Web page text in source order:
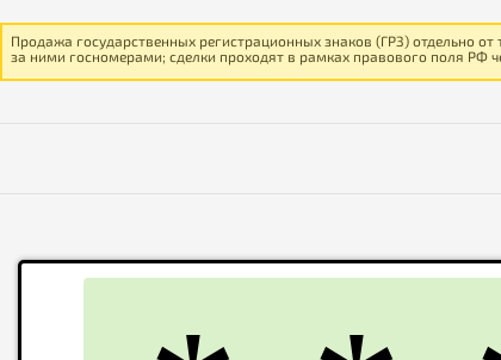
Продажа государственных регистрационных знаков (ГРЗ) отдельно
за ними госномерами; сделки проходят в рамках правового поля РФ